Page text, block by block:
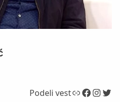
Podeli vestLink Facebook InstagramTwitter